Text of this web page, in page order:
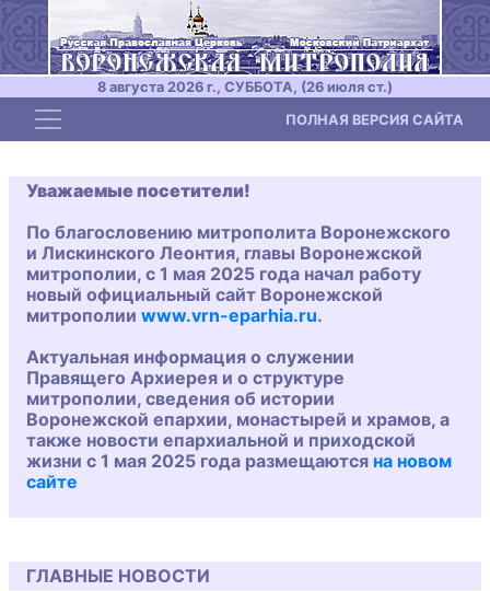
8 августа 2026 г., СУББОТА, (26 июля ст.)
Toggle navigation ПОЛНАЯ ВЕРСИЯ САЙТА
Уважаемые посетители!
По благословению митрополита Воронежского
и Лискинского Леонтия, главы Воронежской
митрополии, с 1 мая 2025 года начал работу
новый официальный сайт Воронежской
митрополии www.vrn-eparhia.ru.
Актуальная информация о служении
Правящего Архиерея и о структуре
митрополии, сведения об истории
Воронежской епархии, монастырей и храмов, а
также новости епархиальной и приходской
жизни с 1 мая 2025 года размещаются на новом
сайте
ГЛАВНЫЕ НОВОСТИ